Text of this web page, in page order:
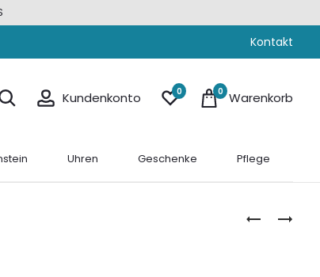
Kontakt
Kundenkonto 0 0 Warenkorb
Uhren Geschenke Pflege
CREOLE
CREOLE